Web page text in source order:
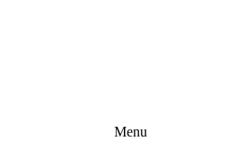
Menu